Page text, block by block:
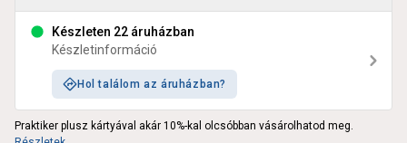
Készleten 22 áruházban
Készletinformáció
Hol találom az áruházban?
Praktiker plusz kártyával akár 10%-kal olcsóbban vásárolhatod meg.